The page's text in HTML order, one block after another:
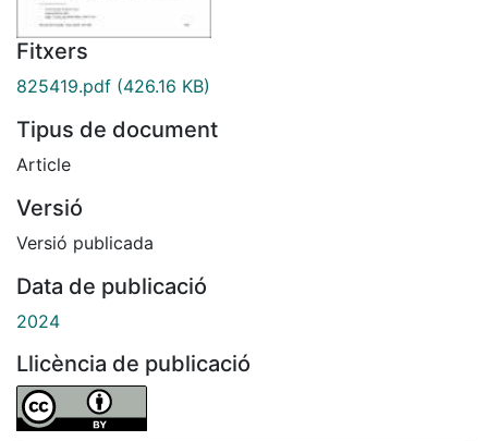
Fitxers
825419.pdf (426.16 KB)
Tipus de document
Article
Versió
Versió publicada
Data de publicació
2024
Llicència de publicació